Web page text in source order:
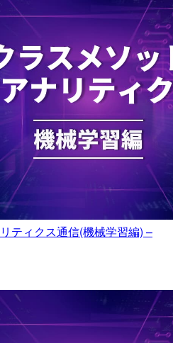
ティクス通信(機械学習編) –